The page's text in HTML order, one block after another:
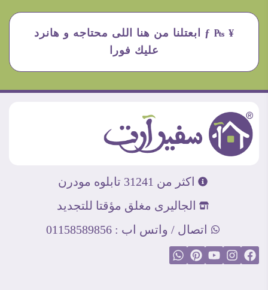
¥ ₧ ƒ ابعتلنا من هنا اللى محتاجه و هانرد
عليك فورا
اكثر من 31241 تابلوه مودرن
الجاليرى مغلق مؤقتا للتجديد
اتصال / واتس اب : 01158589856